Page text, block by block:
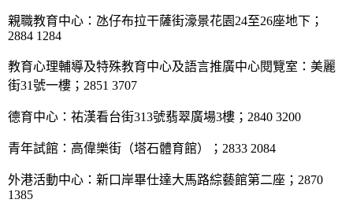
親職教育中心：氹仔布拉干薩街濠景花園24至26座地下；
2884 1284
教育心理輔導及特殊教育中心及語言推廣中心閱覽室：美麗
街31號一樓；2851 3707
德育中心：祐漢看台街313號翡翠廣場3樓；2840 3200
青年試館：高偉樂街（塔石體育館）；2833 2084
外港活動中心：新口岸畢仕達大馬路綜藝館第二座；2870
1385